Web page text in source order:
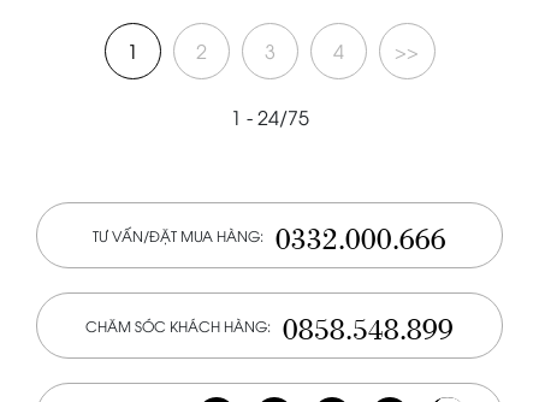
1 2 3 4 >>
1 - 24/75
TƯ VẤN/ĐẶT MUA HÀNG: 0332.000.666
CHĂM SÓC KHÁCH HÀNG: 0858.548.899